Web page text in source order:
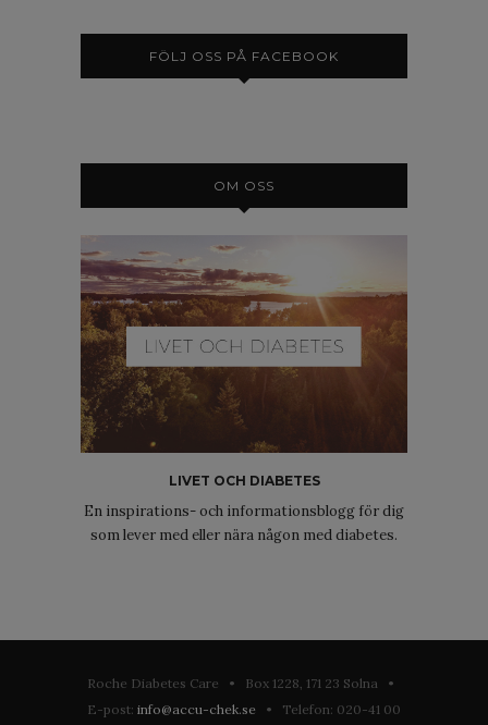
FÖLJ OSS PÅ FACEBOOK
OM OSS
LIVET OCH DIABETES
En inspirations- och informationsblogg för dig
som lever med eller nära någon med diabetes.
Roche Diabetes Care • Box 1228, 171 23 Solna •
E-post: info@accu-chek.se • Telefon: 020-41 00